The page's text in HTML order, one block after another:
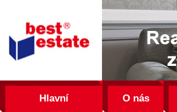
best
estate
Hlavní O nás